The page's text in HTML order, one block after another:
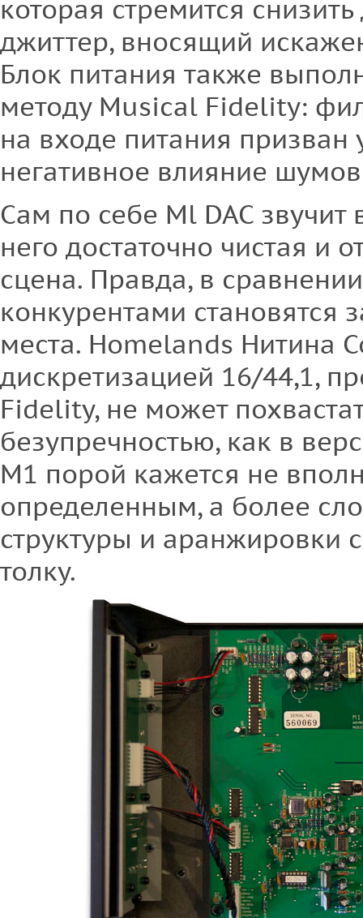
которая стремится
джиттер, вносящий
Блок питания также
методу Musical Fidelity:
на входе питания призван
негативное влияние шумов
Сам по себе Ml DAC звучит
него достаточно чистая и
сцена. Правда, в
конкурентами становятся
места. Homelands Нитина
дискретизацией 16/44,1,
Fidelity, не может
безупречностью, как в
M1 порой кажется не
определенным, а более
структуры и аранжировки
толку.